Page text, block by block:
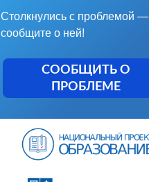
Столкнулись с проблемой —
сообщите о ней!
СООБЩИТЬ О
ПРОБЛЕМЕ